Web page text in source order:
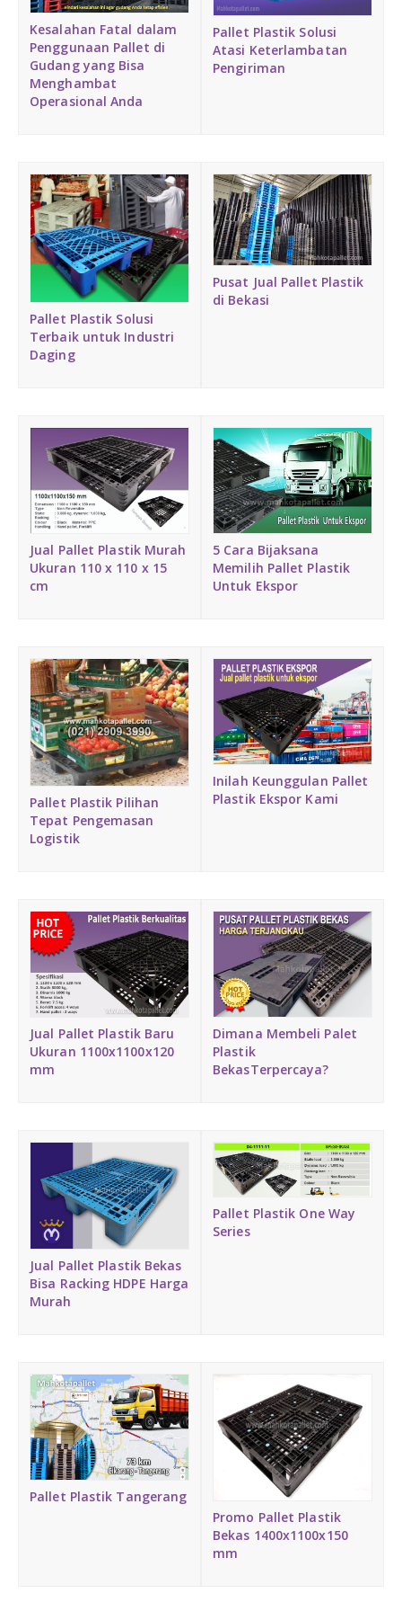
Medium Duty
Heavy Duty
PALLET KAYU
Dunnage Air Bag
Stretch Film
Opp Tape
Strapping Band
KONTAK
Kesalahan Fatal dalam
Penggunaan Pallet di
Gudang yang Bisa
Menghambat
Operasional Anda
Pallet Plastik Solusi
Atasi Keterlambatan
Pengiriman
Pallet Plastik Solusi
Terbaik untuk Industri
Daging
Pusat Jual Pallet Plastik
di Bekasi
Jual Pallet Plastik Murah
Ukuran 110 x 110 x 15
cm
5 Cara Bijaksana
Memilih Pallet Plastik
Untuk Ekspor
Pallet Plastik Pilihan
Tepat Pengemasan
Logistik
Inilah Keunggulan Pallet
Plastik Ekspor Kami
Jual Pallet Plastik Baru
Ukuran 1100x1100x120
mm
Dimana Membeli Palet
Plastik
BekasTerpercaya?
Jual Pallet Plastik Bekas
Bisa Racking HDPE Harga
Murah
Pallet Plastik One Way
Series
Pallet Plastik Tangerang
Promo Pallet Plastik
Bekas 1400x1100x150
mm